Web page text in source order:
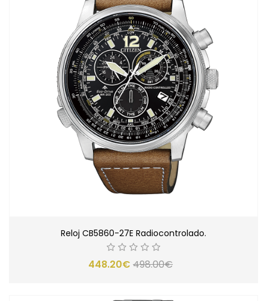
Reloj CB5860-27E Radiocontrolado.
448.20€ 498.00€